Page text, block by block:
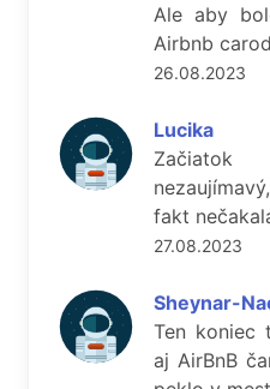
Ale aby
Airbnb
26.08.2023
Lucika
fakt
27.08.2023
Sheynar-
Ten koniec
aj AirBnB